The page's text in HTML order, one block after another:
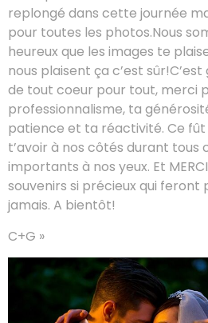
replongé dans cette journée
pour toutes les photos.Nous
heureux que les images te
nous plaisent ça c’est
de tout coeur pour tout, merci
professionnalisme, ta
patience et ta réactivité. Ce fût
t’avoir à nos côtés durant tous
importants à nos yeux. Et
souvenirs si précieux qui feront
jamais. A bientôt!
C+G »